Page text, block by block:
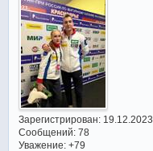
Зарегистрирован: 19.12.2023
Сообщений:78
Уважение: +79